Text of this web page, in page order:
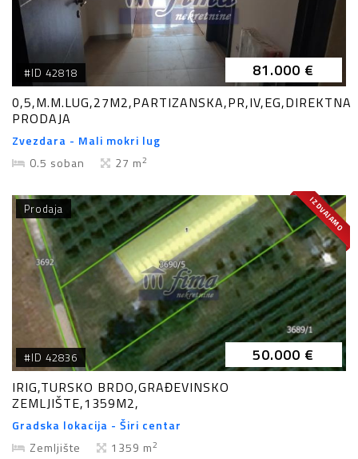
#ID 42818 81.000 €
0,5,M.M.LUG,27M2,PARTIZANSKA,PR,IV,EG,DIREKTNA
PRODAJA
Zvezdara - Mali mokri lug
0.5 soban
27 m2
IZDVAJAMO
#ID 42836
Prodaja
50.000 €
IRIG,TURSKO BRDO,GRAĐEVINSKO
ZEMLJIŠTE,1359M2,
Gradska lokacija - Širi centar
Zemljište
1359 m2